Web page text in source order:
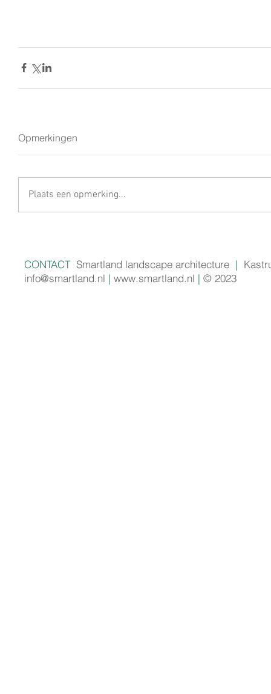
Opmerkingen
Plaats een opmerking...
CONTACTSmartland landscape architecture |
info@smartland.nl | www.smartland.nl | © 2023